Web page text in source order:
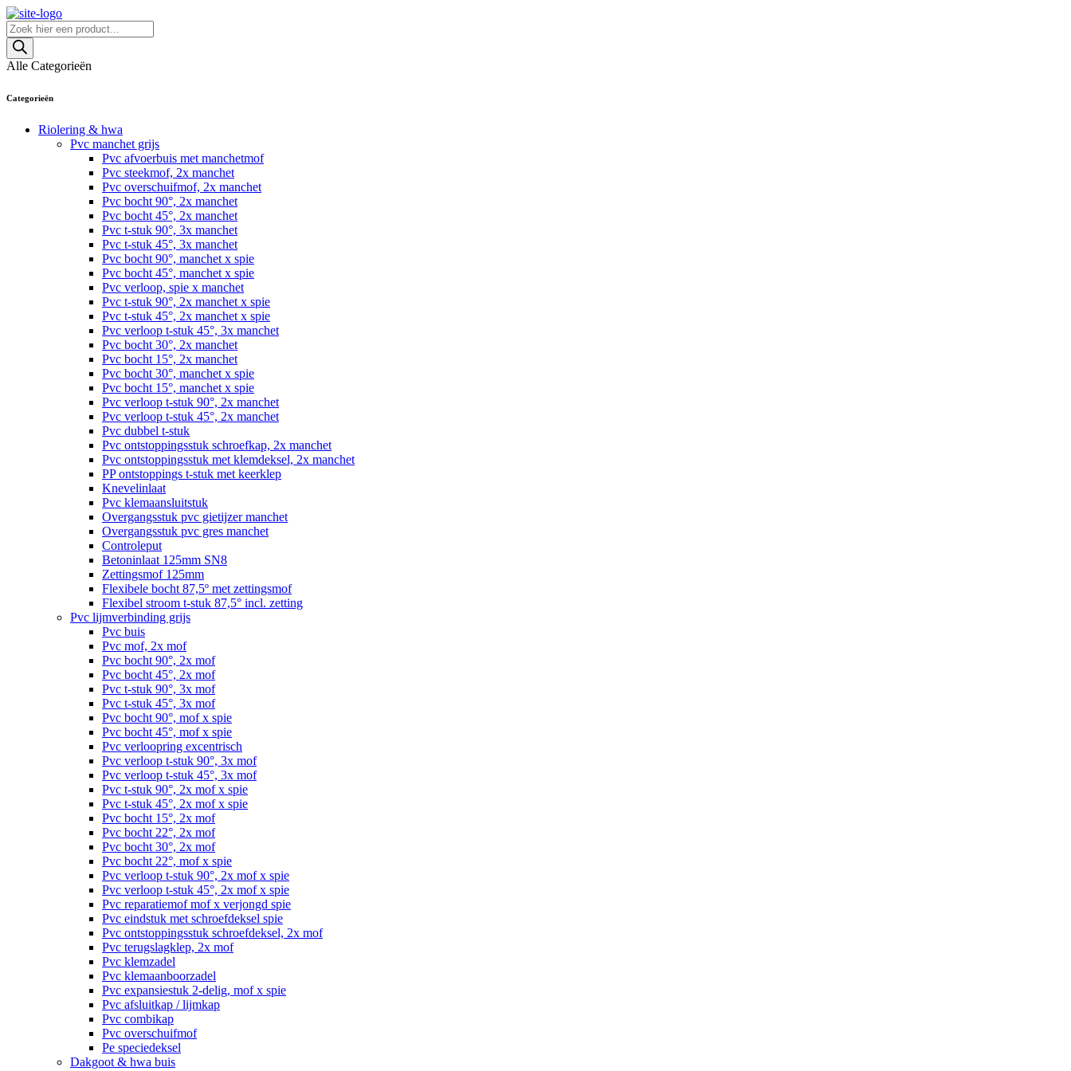
Skip
to
content
Producten
zoeken
Alle Categorieën
Categorieën
Riolering & hwa
Pvc manchet grijs
Pvc afvoerbuis met manchetmof
Pvc steekmof, 2x manchet
Pvc overschuifmof, 2x manchet
Pvc bocht 90°, 2x manchet
Pvc bocht 45°, 2x manchet
Pvc t-stuk 90°, 3x manchet
Pvc t-stuk 45°, 3x manchet
Pvc bocht 90°, manchet x spie
Pvc bocht 45°, manchet x spie
Pvc verloop, spie x manchet
Pvc t-stuk 90°, 2x manchet x spie
Pvc t-stuk 45°, 2x manchet x spie
Pvc verloop t-stuk 45°, 3x manchet
Pvc bocht 30°, 2x manchet
Pvc bocht 15°, 2x manchet
Pvc bocht 30°, manchet x spie
Pvc bocht 15°, manchet x spie
Pvc verloop t-stuk 90°, 2x manchet
Pvc verloop t-stuk 45°, 2x manchet
Pvc dubbel t-stuk
Pvc ontstoppingsstuk schroefkap, 2x manchet
Pvc ontstoppingsstuk met klemdeksel, 2x manchet
PP ontstoppings t-stuk met keerklep
Knevelinlaat
Pvc klemaansluitstuk
Overgangsstuk pvc gietijzer manchet
Overgangsstuk pvc gres manchet
Controleput
Betoninlaat 125mm SN8
Zettingsmof 125mm
Flexibele bocht 87,5º met zettingsmof
Flexibel stroom t-stuk 87,5° incl. zetting
Pvc lijmverbinding grijs
Pvc buis
Pvc mof, 2x mof
Pvc bocht 90°, 2x mof
Pvc bocht 45°, 2x mof
Pvc t-stuk 90°, 3x mof
Pvc t-stuk 45°, 3x mof
Pvc bocht 90°, mof x spie
Pvc bocht 45°, mof x spie
Pvc verloopring excentrisch
Pvc verloop t-stuk 90°, 3x mof
Pvc verloop t-stuk 45°, 3x mof
Pvc t-stuk 90°, 2x mof x spie
Pvc t-stuk 45°, 2x mof x spie
Pvc bocht 15°, 2x mof
Pvc bocht 22°, 2x mof
Pvc bocht 30°, 2x mof
Pvc bocht 22°, mof x spie
Pvc verloop t-stuk 90°, 2x mof x spie
Pvc verloop t-stuk 45°, 2x mof x spie
Pvc reparatiemof mof x verjongd spie
Pvc eindstuk met schroefdeksel spie
Pvc ontstoppingsstuk schroefdeksel, 2x mof
Pvc terugslagklep, 2x mof
Pvc klemzadel
Pvc klemaanboorzadel
Pvc expansiestuk 2-delig, mof x spie
Pvc afsluitkap / lijmkap
Pvc combikap
Pvc overschuifmof
Pe speciedeksel
Dakgoot & hwa buis